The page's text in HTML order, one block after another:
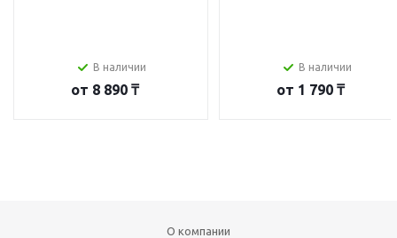
В наличии
от 8 890 ₸
В наличии
от 1 790 ₸
О компании